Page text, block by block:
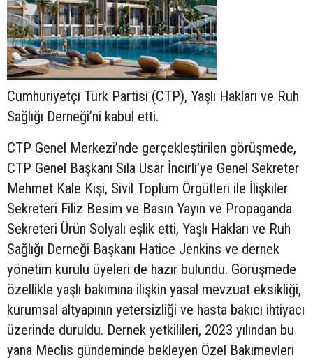
Cumhuriyetçi Türk Partisi (CTP), Yaşlı Hakları ve Ruh
Sağlığı Derneği’ni kabul etti.
CTP Genel Merkezi’nde gerçekleştirilen görüşmede,
CTP Genel Başkanı Sıla Usar İncirli’ye Genel Sekreter
Mehmet Kale Kişi, Sivil Toplum Örgütleri ile İlişkiler
Sekreteri Filiz Besim ve Basın Yayın ve Propaganda
Sekreteri Ürün Solyalı eşlik etti, Yaşlı Hakları ve Ruh
Sağlığı Derneği Başkanı Hatice Jenkins ve dernek
yönetim kurulu üyeleri de hazır bulundu. Görüşmede
özellikle yaşlı bakımına ilişkin yasal mevzuat eksikliği,
kurumsal altyapının yetersizliği ve hasta bakıcı ihtiyacı
üzerinde duruldu. Dernek yetkilileri, 2023 yılından bu
yana Meclis gündeminde bekleyen Özel Bakımevleri